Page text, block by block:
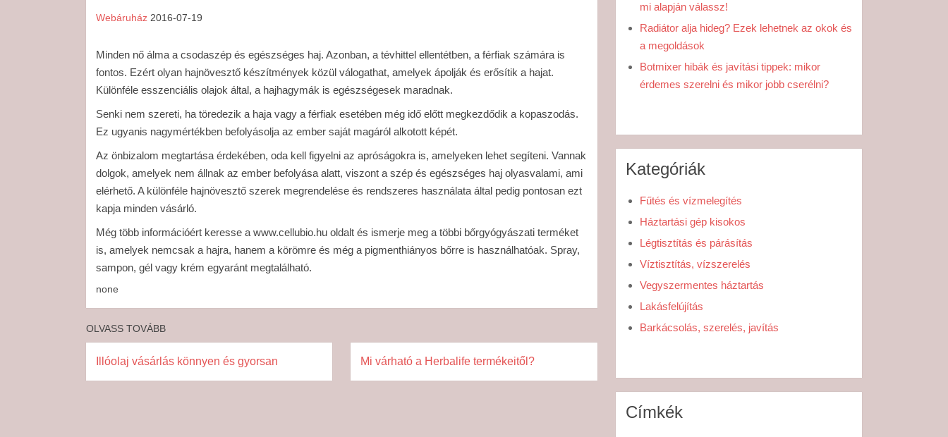
Webáruház 2016-07-19
Minden nő álma a csodaszép és egészséges haj. Azonban, a tévhittel ellentétben, a férfiak számára is
fontos. Ezért olyan hajnövesztő készítmények közül válogathat, amelyek ápolják és erősítik a hajat.
Különféle esszenciális olajok által, a hajhagymák is egészségesek maradnak.
Senki nem szereti, ha töredezik a haja vagy a férfiak esetében még idő előtt megkezdődik a kopaszodás.
Ez ugyanis nagymértékben befolyásolja az ember saját magáról alkotott képét.
Az önbizalom megtartása érdekében, oda kell figyelni az apróságokra is, amelyeken lehet segíteni. Vannak
dolgok, amelyek nem állnak az ember befolyása alatt, viszont a szép és egészséges haj olyasvalami, ami
elérhető. A különféle hajnövesztő szerek megrendelése és rendszeres használata által pedig pontosan ezt
kapja minden vásárló.
Még több információért keresse a www.cellubio.hu oldalt és ismerje meg a többi bőrgyógyászati terméket
is, amelyek nemcsak a hajra, hanem a körömre és még a pigmenthiányos bőrre is használhatóak. Spray,
sampon, gél vagy krém egyaránt megtalálható.
none
OLVASS TOVÁBB
Illóolaj vásárlás könnyen és gyorsan Mi várható a Herbalife termékeitől?
mi alapján válassz!
Radiátor alja hideg? Ezek lehetnek az okok és
a megoldások
Botmixer hibák és javítási tippek: mikor
érdemes szerelni és mikor jobb cserélni?
Kategóriák
Fűtés és vízmelegítés
Háztartási gép kisokos
Légtisztítás és párásítás
Víztisztítás, vízszerelés
Vegyszermentes háztartás
Lakásfelújítás
Barkácsolás, szerelés, javítás
Címkék